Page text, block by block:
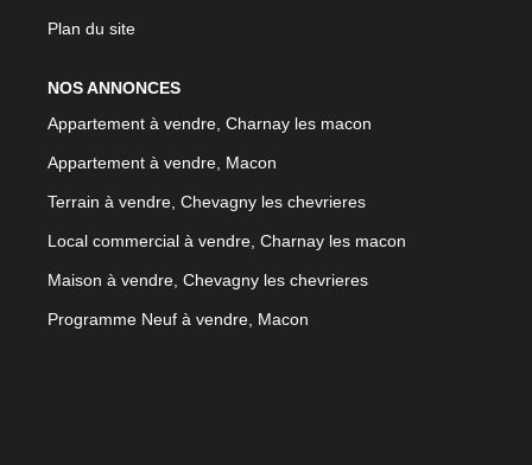
Plan du site
NOS ANNONCES
Appartement à vendre, Charnay les macon
Appartement à vendre, Macon
Terrain à vendre, Chevagny les chevrieres
Local commercial à vendre, Charnay les macon
Maison à vendre, Chevagny les chevrieres
Programme Neuf à vendre, Macon